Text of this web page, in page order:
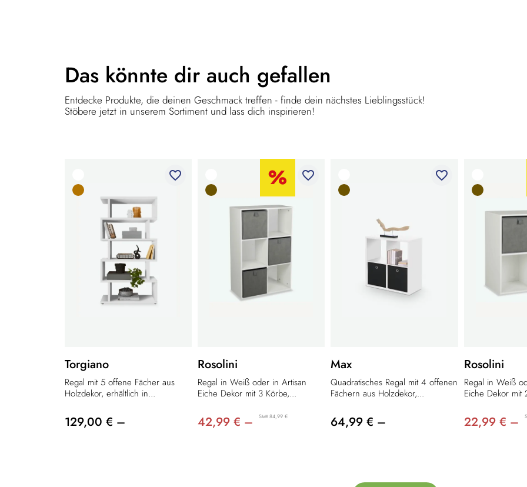
Das könnte dir auch gefallen
Entdecke Produkte, die deinen Geschmack treffen - finde dein nächstes Lieblingsstück!
Stöbere jetzt in unserem Sortiment und lass dich inspirieren!
favorite_border
Torgiano
Regal mit 5 offene Fächer aus
Holzdekor, erhältlich in...
129,00 € –
favorite_border
Rosolini
Regal in Weiß oder in Artisan
Eiche Dekor mit 3 Körbe,...
42,99 € – Statt 84,99 €
favorite_border
Max
Quadratisches Regal mit 4 offenen
Fächern aus Holzdekor,...
64,99 € –
Rosolini
Regal in Weiß
Eiche Dekor mit
22,99 € –